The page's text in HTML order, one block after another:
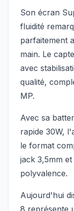
Son écran
fluidité
parfaitement
main. Le
avec
qualité,
MP.
Avec sa
rapide 30W,
le format
jack 3,5mm
polyvalence.
Aujourd'hui
8 représente